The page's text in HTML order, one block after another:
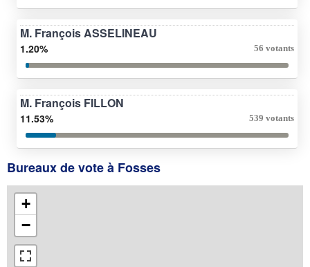
M. François ASSELINEAU
1.20% 56 votants
M. François FILLON
11.53% 539 votants
Bureaux de vote à Fosses
+
−